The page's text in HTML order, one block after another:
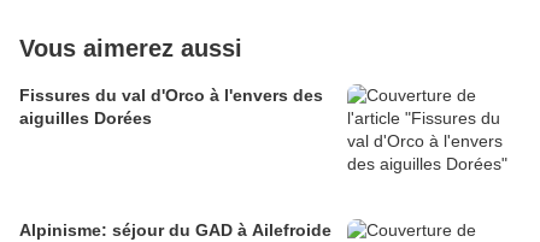
Vous aimerez aussi
Fissures du val d'Orco à l'envers des
aiguilles Dorées
Alpinisme: séjour du GAD à Ailefroide